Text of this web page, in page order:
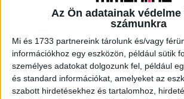
Az Ön adatainak
számunkra
Mi és 1733 partnereink tárolunk és/vagy
információkhoz egy eszközön, például sütik
személyes adatokat dolgozunk fel, például
és standard információkat, amelyeket az
szabott hirdetésekhez és tartalomhoz,
Kevésbé érdeklik az
reklámok a magyarokat